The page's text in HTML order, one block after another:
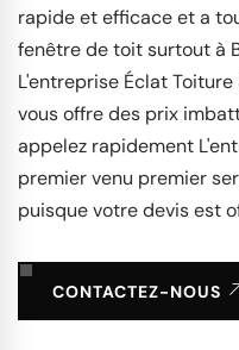
rapide et efficace et a
fenêtre de toit surtout à
L'entreprise Éclat Toiture
vous offre des prix
appelez rapidement
premier venu premier
puisque votre devis est
CONTACTEZ-NOUS